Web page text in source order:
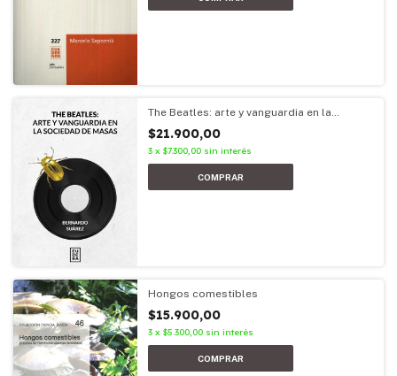
The Beatles: arte y vanguardia en la
$21.900,00
3 x $7.300,00 sin interés
Hongos comestibles
$15.900,00
3 x $5.300,00 sin interés